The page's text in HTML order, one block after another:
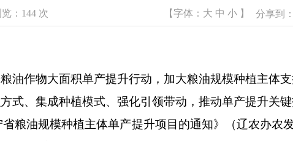
： 144 次 【字体： 大 中 小 】 分享到：
作物大面积单产提升行动，加大粮油规模种植主体
式、集成种植模式、强化引领带动，推动单产提升关
粮油规模种植主体单产提升项目的通知》（辽农办农发